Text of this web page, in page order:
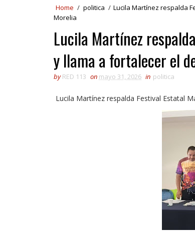
Home / politica / Lucila Martínez respalda
Morelia
Lucila Martínez
y llama a fortalecer el
by RED 113 on mayo 31, 2026 in politica
Lucila Martínez respalda Festival Estatal